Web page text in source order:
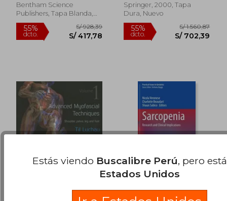
Bentham Science
Publishers, Tapa Blanda,
Nuevo
Springer, 2000, Tapa
Dura, Nuevo
Estás viendo Buscalibre Perú, pero
Estados Unidos